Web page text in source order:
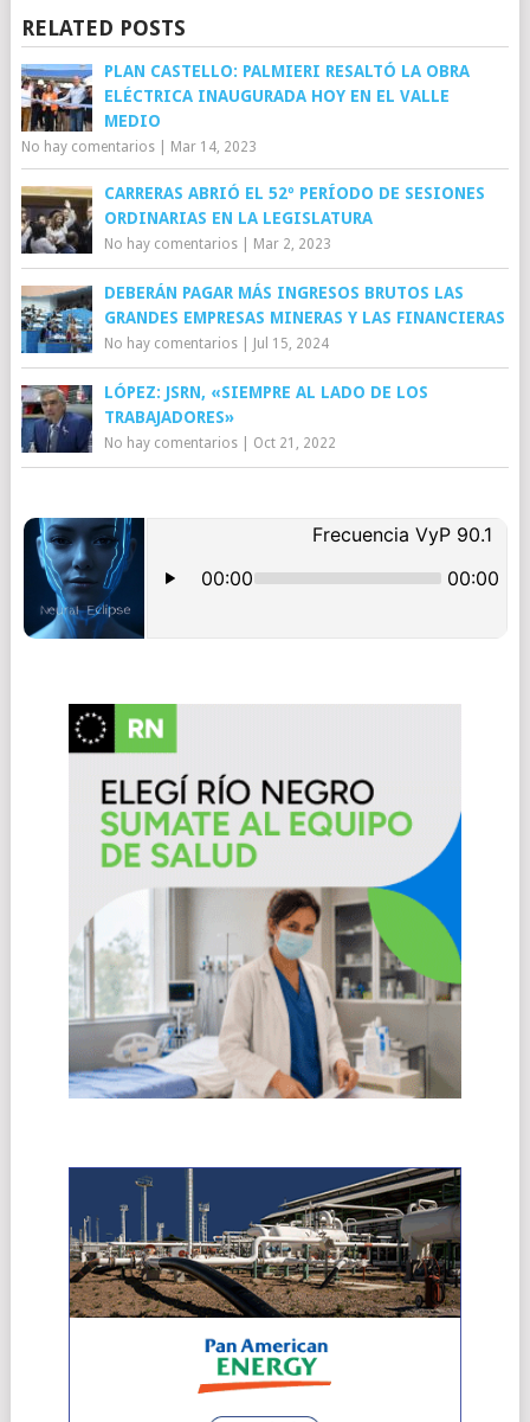
RELATED POSTS
PLAN CASTELLO: PALMIERI RESALTÓ LA OBRA
ELÉCTRICA INAUGURADA HOY EN EL VALLE
MEDIO
No hay comentarios| Mar 14, 2023
CARRERAS ABRIÓ EL 52º PERÍODO DE SESIONES
ORDINARIAS EN LA LEGISLATURA
No hay comentarios| Mar 2, 2023
DEBERÁN PAGAR MÁS INGRESOS BRUTOS LAS
GRANDES EMPRESAS MINERAS Y LAS FINANCIERAS
No hay comentarios| Jul 15, 2024
LÓPEZ: JSRN, «SIEMPRE AL LADO DE LOS
TRABAJADORES»
No hay comentarios| Oct 21, 2022